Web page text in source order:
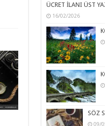
ÜCRET İLANI ÜST
16/02/2026
SÖZ
09/